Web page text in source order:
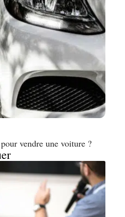
vendre une voiture ?